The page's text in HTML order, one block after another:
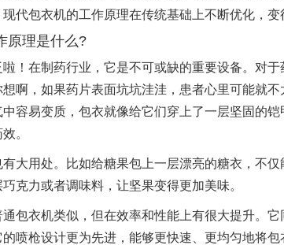
代包衣机的工作原理在传统基础上不断优化，
原理是什么?
！在制药行业，它是不可或缺的重要设备。对
啊，如果药片表面坑坑洼洼，患者心里可能就
容易变质，包衣就像给它们穿上了一层坚固的
。
大用处。比如给糖果包上一层漂亮的糖衣，不
克力或者调味料，让坚果变得更加美味。
包衣机类似，但在效率和性能上有很大提升。
喷枪设计更为先进，能够更快速、更均匀地将